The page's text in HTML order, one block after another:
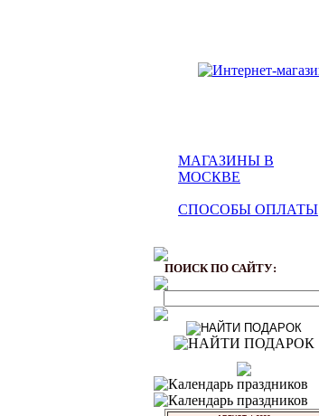
МАГАЗИНЫ В
МОСКВЕ
СПОСОБЫ ОПЛАТЫ
ПОИСК ПО САЙТУ: